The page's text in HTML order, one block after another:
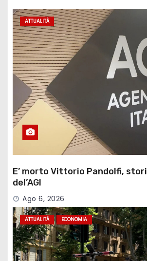
ATTUALITÀ
E’ morto Vittorio Pandolfi,
del’AGI
Ago 6, 2026
ATTUALITÀ ECONOMIA